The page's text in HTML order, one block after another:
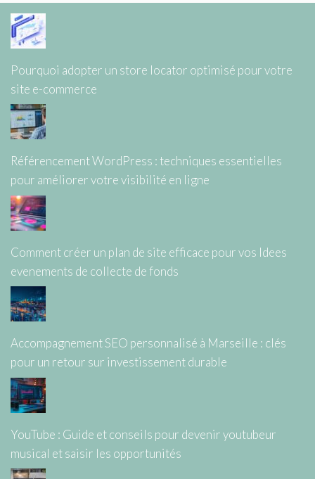
Pourquoi adopter un store locator optimisé pour votre
site e-commerce
Référencement WordPress : techniques essentielles
pour améliorer votre visibilité en ligne
Comment créer un plan de site efficace pour vos Idees
evenements de collecte de fonds
Accompagnement SEO personnalisé à Marseille : clés
pour un retour sur investissement durable
YouTube : Guide et conseils pour devenir youtubeur
musical et saisir les opportunités